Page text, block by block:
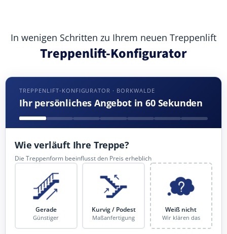
In wenigen Schritten zu Ihrem neuen Treppenlift
Treppenlift-Konfigurator
TREPPENLIFT-KONFIGURATOR · BORKWALDE
Ihr persönliches Angebot in 60 Sekunden
Wie verläuft Ihre Treppe?
Die Treppenform beeinflusst den Preis erheblich
Gerade
Günstiger
Kurvig / Podest
Maßanfertigung
Weiß nicht
Wir klären das